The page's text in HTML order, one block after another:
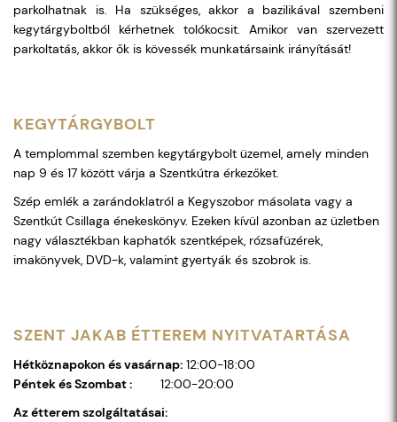
parkolhatnak is. Ha szükséges, akkor a bazilikával szembeni
kegytárgyboltból kérhetnek tolókocsit. Amikor van szervezett
parkoltatás, akkor ők is kövessék munkatársaink irányítását!
KEGYTÁRGYBOLT
A templommal szemben kegytárgybolt üzemel, amely minden
nap 9 és 17 között várja a Szentkútra érkezőket.
Szép emlék a zarándoklatról a Kegyszobor másolata vagy a
Szentkút Csillaga énekeskönyv. Ezeken kívül azonban az üzletben
nagy választékban kaphatók szentképek, rózsafüzérek,
imakönyvek, DVD-k, valamint gyertyák és szobrok is.
SZENT JAKAB ÉTTEREM NYITVATARTÁSA
Hétköznapokon és vasárnap: 12:00-18:00
Péntek és Szombat : 12:00-20:00
Az étterem szolgáltatásai: